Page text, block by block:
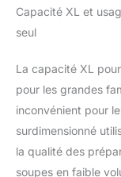
Capacité XL et
seul
La capacité XL
pour les grandes
inconvénient pour
surdimensionné
la qualité des
soupes en faible